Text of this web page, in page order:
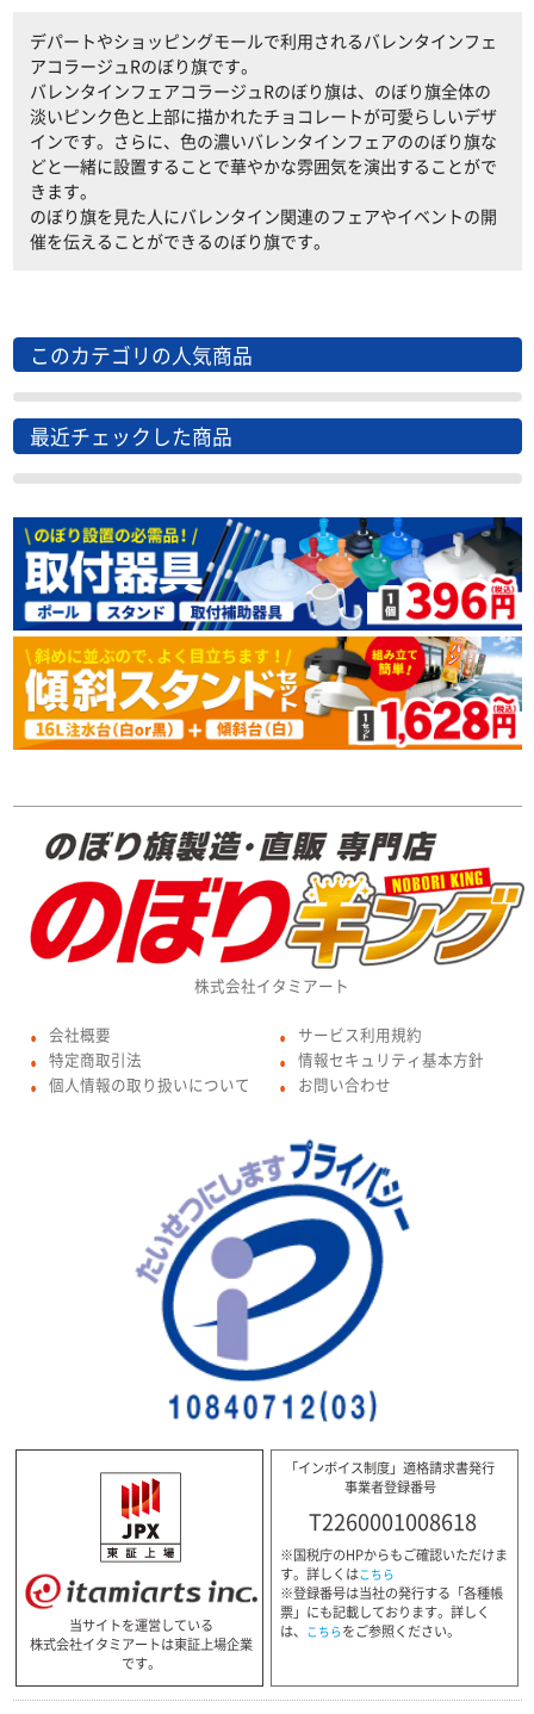
デパートやショッピングモールで利用されるバレンタインフェ
アコラージュRのぼり旗です。
バレンタインフェアコラージュRのぼり旗は、のぼり旗全体の
淡いピンク色と上部に描かれたチョコレートが可愛らしいデザ
インです。さらに、色の濃いバレンタインフェアののぼり旗な
どと一緒に設置することで華やかな雰囲気を演出することがで
きます。
のぼり旗を見た人にバレンタイン関連のフェアやイベントの開
催を伝えることができるのぼり旗です。
このカテゴリの人気商品
最近チェックした商品
株式会社イタミアート
● 会社概要
● 特定商取引法
● 個人情報の取り扱いについて
● サービス利用規約
● 情報セキュリティ基本方針
● お問い合わせ
当サイトを運営している
株式会社イタミアートは東証上場企業
です。
「インボイス制度」適格請求書発行
事業者登録番号
T2260001008618
※国税庁のHPからもご確認いただけま
す。詳しくはこちら
※登録番号は当社の発行する「各種帳
票」にも記載しております。詳しく
は、 こちらをご参照ください。